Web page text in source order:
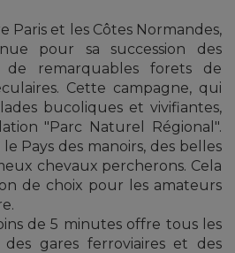
Paris et les Côtes Normandes,
pour sa succession des
remarquables forets de
Cette campagne, qui
bucoliques et vivifiantes,
"Parc Naturel Régional".
Pays des manoirs, des belles
chevaux percherons. Cela
de choix pour les amateurs
de 5 minutes offre tous les
des gares ferroviaires et des